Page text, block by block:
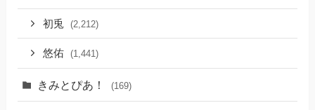
初兎 (2,212)
悠佑 (1,441)
きみとぴあ！ (169)